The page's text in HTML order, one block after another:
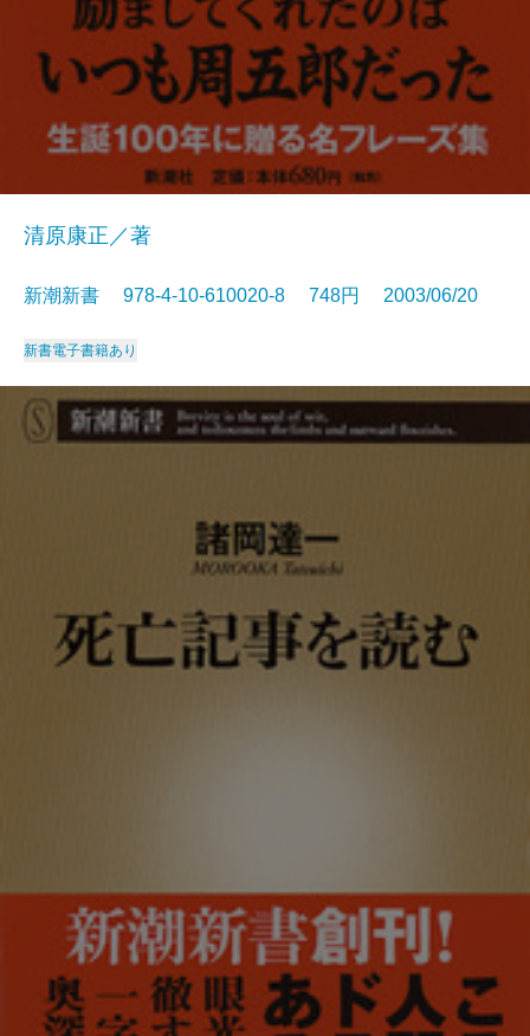
清原康正／著
新潮新書 978-4-10-610020-8 748円 2003/06/20
新書電子書籍あり